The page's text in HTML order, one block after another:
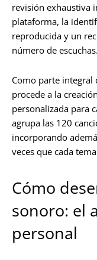
revisión exhaustiva
plataforma, la
reproducida y un
número de escuchas.
Como parte integral
procede a la
personalizada para
agrupa las 120
incorporando
veces que cada
Cómo
sonoro: el
personal